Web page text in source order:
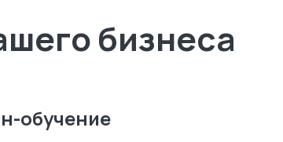
бизнеса
обучение